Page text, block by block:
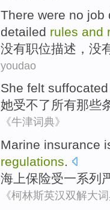
There were no job
detailed rules and
没有职位描述 ，没
youdao
She felt suffocated
她受不了 所有那些
《牛津词典》
Marine insurance
regulations.
海上保险受一系列
《柯林斯英汉双解大词